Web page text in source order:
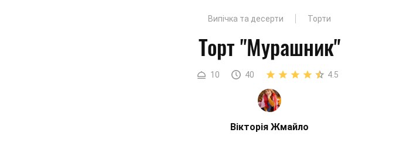
Випічка та десерти Торти
Торт "Мурашник"
10 40 4.5
Вікторія Жмайло